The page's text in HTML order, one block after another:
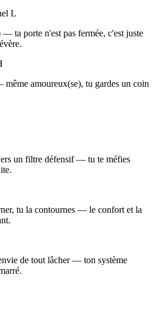
L
ta porte n'est pas fermée, c'est juste
même amoureux(se), tu gardes un coin
un filtre défensif — tu te méfies
tu la contournes — le confort et la
de tout lâcher — ton système